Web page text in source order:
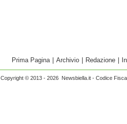
Prima Pagina Archivio Redazione
Copyright © 2013 - 2026 Newsbiella.it - Codice